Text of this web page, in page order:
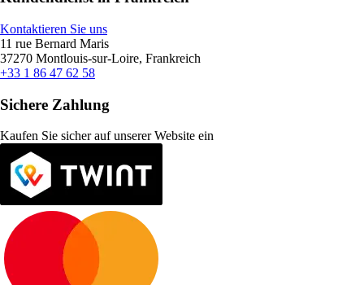
Kontaktieren Sie uns
11 rue Bernard Maris
37270 Montlouis-sur-Loire, Frankreich
+33 1 86 47 62 58
Sichere Zahlung
Kaufen Sie sicher auf unserer Website ein